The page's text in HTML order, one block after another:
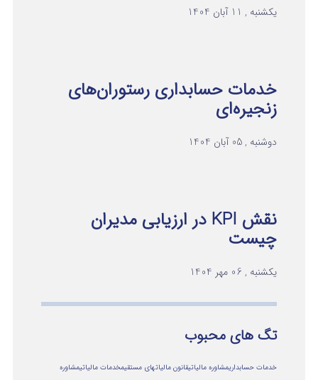
یکشنبه , 11 آبان 1404
خدمات حسابداری رستوران‌های
زنجیره‌ای
دوشنبه , 05 آبان 1404
نقش KPI در ارزیابی مدیران
چیست
یکشنبه , 06 مهر 1404
تگ های محبوب
خدمات حسابداریمشاوره مالیاتیقانون مالیاتهای مستقیمخدمات مالیاتیمشاوره